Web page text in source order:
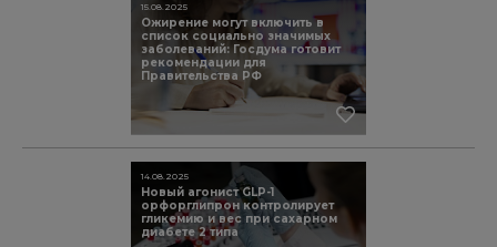
Ожирение могут включить в
список социально значимых
заболеваний: Госдума готовит
рекомендации для
Правительства РФ
15.08.2025
Новый агонист GLP-1
орфорглипрон контролирует
гликемию и вес при сахарном
диабете 2 типа
14.08.2025